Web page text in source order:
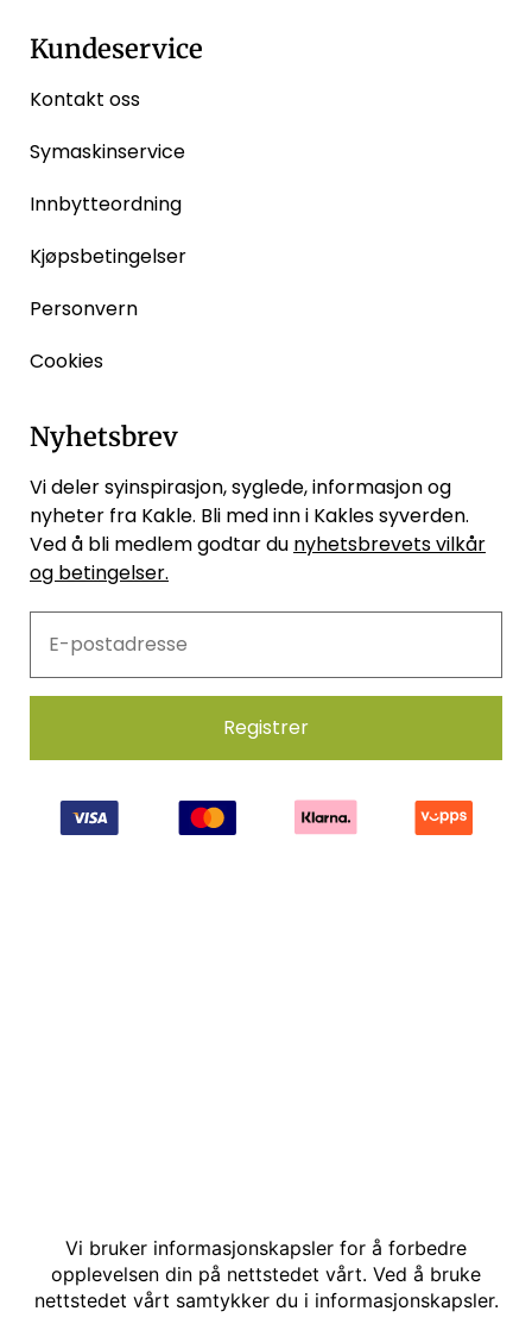
Kundeservice
Kontakt oss
Symaskinservice
Innbytteordning
Kjøpsbetingelser
Personvern
Cookies
Nyhetsbrev
Vi deler syinspirasjon, syglede, informasjon og
nyheter fra Kakle. Bli med inn i Kakles syverden.
Ved å bli medlem godtar du nyhetsbrevets vilkår
og betingelser.